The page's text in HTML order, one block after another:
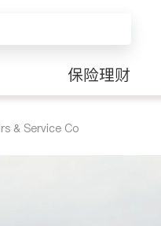
保险理财
& Service Co